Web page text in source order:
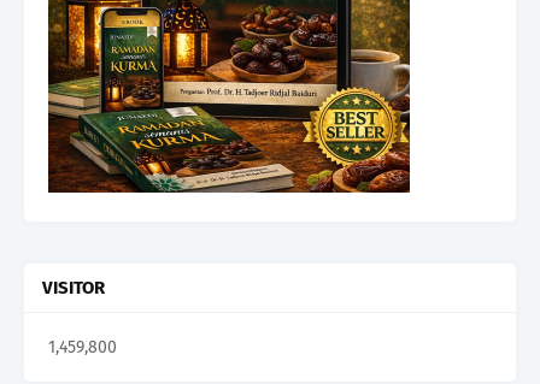
VISITOR
1,459,800